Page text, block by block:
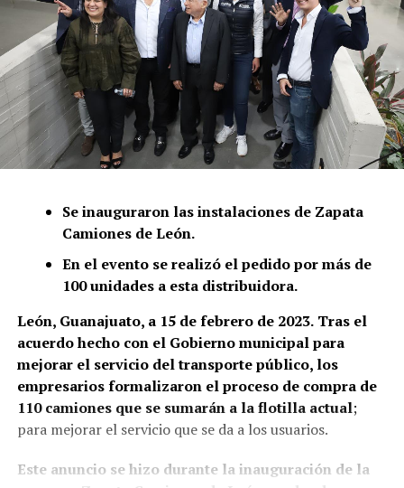
Se inauguraron las instalaciones de Zapata
Camiones de León.
En el evento se realizó el pedido por más de
100 unidades a esta distribuidora.
León, Guanajuato, a 15 de febrero de 2023. Tras el
acuerdo hecho con el Gobierno municipal para
mejorar el servicio del transporte público, los
empresarios formalizaron el proceso de compra de
110 camiones que se sumarán a la flotilla actual;
para mejorar el servicio que se da a los usuarios.
Este anuncio se hizo durante la inauguración de la